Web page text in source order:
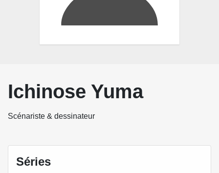
Ichinose Yuma
Scénariste & dessinateur
Séries